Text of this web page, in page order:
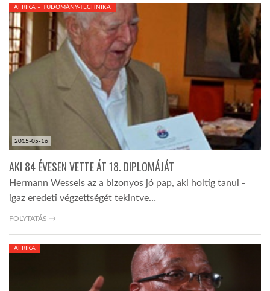
2015-05-16
AFRIKA – TUDOMÁNY-TECHNIKA
AKI 84 ÉVESEN VETTE ÁT 18. DIPLOMÁJÁT
Hermann Wessels az a bizonyos jó pap, aki holtig tanul -
igaz eredeti végzettségét tekintve…
FOLYTATÁS →
AFRIKA